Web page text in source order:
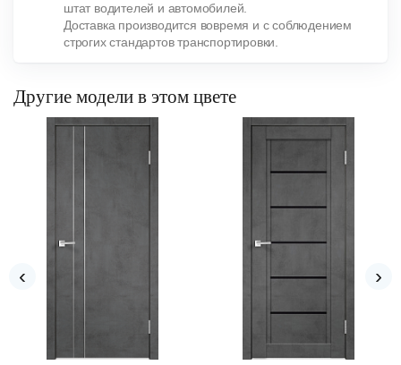
штат водителей и автомобилей.
Доставка производится вовремя и с соблюдением
строгих стандартов транспортировки.
Другие модели в этом цвете
‹ ›